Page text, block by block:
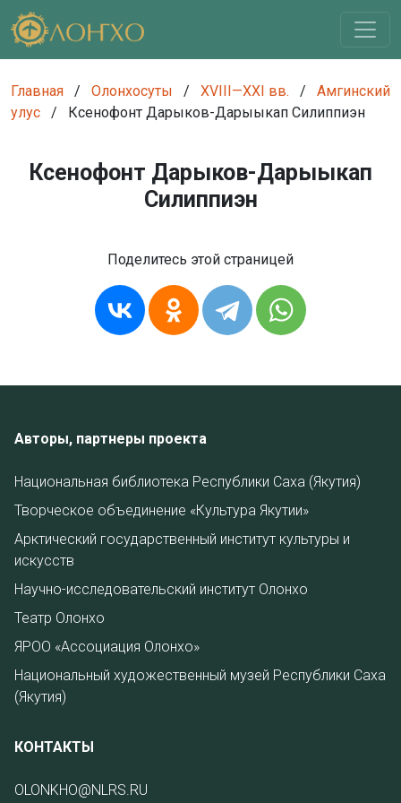
Главная / Олонхосуты / XVIII—XXI вв. /
Амгинский
улус
/ Ксенофонт Дарыков-Дарыыкап Силиппиэн
Ксенофонт Дарыков-Дарыыкап
Силиппиэн
Поделитесь этой страницей
Авторы, партнеры проекта
Национальная библиотека Республики Саха (Якутия)
Творческое объединение «Культура Якутии»
Арктический государственный институт культуры и
искусств
Научно-исследовательский институт Олонхо
Театр Олонхо
ЯРОО «Ассоциация Олонхо»
Национальный художественный музей Республики Саха
(Якутия)
КОНТАКТЫ
OLONKHO@NLRS.RU